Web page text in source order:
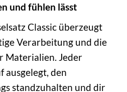
und fühlen lässt
Classic überzeugt
Verarbeitung und die
Materialien. Jeder
ausgelegt, den
standzuhalten und dir